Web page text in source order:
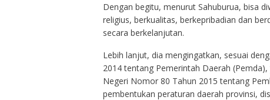
Dengan begitu, menurut Sahuburua, bisa
religius, berkualitas, berkepribadian dan
secara berkelanjutan.
Lebih lanjut, dia mengingatkan, sesuai
2014 tentang Pemerintah Daerah
Negeri Nomor 80 Tahun 2015 tentang
pembentukan peraturan daerah provinsi,